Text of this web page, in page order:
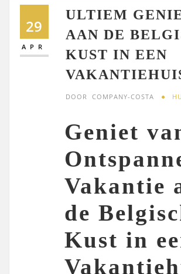
29
APR
ULTIEM
AAN DE
KUST IN EEN
DOOR COMPANY-COSTA
Geniet
Vakantie
de
Kust in